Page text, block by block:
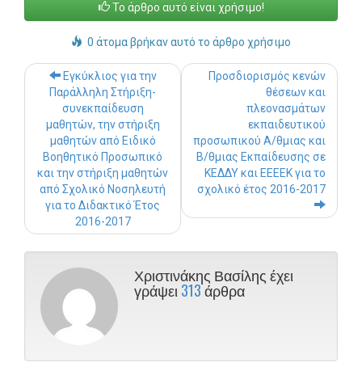
Το άρθρο αυτό είναι χρήσιμο!
0 άτομα βρήκαν αυτό το άρθρο χρήσιμο
Post navigation
Εγκύκλιος για την
Παράλληλη Στήριξη-
συνεκπαίδευση
μαθητών, την στήριξη
μαθητών από Ειδικό
Βοηθητικό Προσωπικό
και την στήριξη μαθητών
από Σχολικό Νοσηλευτή
για το Διδακτικό Έτος
2016-2017
Προσδιορισμός κενών
θέσεων και
πλεονασμάτων
εκπαιδευτικού
προσωπικού Α/θμιας και
Β/θμιας Εκπαίδευσης σε
ΚΕΔΔΥ και ΕΕΕΕΚ για το
σχολικό έτος 2016-2017
Χριστινάκης Βασίλης έχει
γράψει 313άρθρα